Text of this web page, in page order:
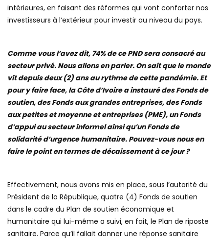
intérieures, en faisant des réformes qui vont conforter nos
investisseurs à l’extérieur pour investir au niveau du pays.
Comme vous l’avez dit, 74% de ce PND sera consacré au
secteur privé. Nous allons en parler. On sait que le monde
vit depuis deux (2) ans au rythme de cette pandémie. Et
pour y faire face, la Côte d’Ivoire a instauré des Fonds de
soutien, des Fonds aux grandes entreprises, des Fonds
aux petites et moyenne et entreprises (PME), un Fonds
d’appui au secteur informel ainsi qu’un Fonds de
solidarité d’urgence humanitaire. Pouvez-vous nous en
faire le point en termes de décaissement à ce jour ?
Effectivement, nous avons mis en place, sous l’autorité du
Président de la République, quatre (4) Fonds de soutien
dans le cadre du Plan de soutien économique et
humanitaire qui lui-même a suivi, en fait, le Plan de riposte
sanitaire. Parce qu’il fallait donner une réponse sanitaire